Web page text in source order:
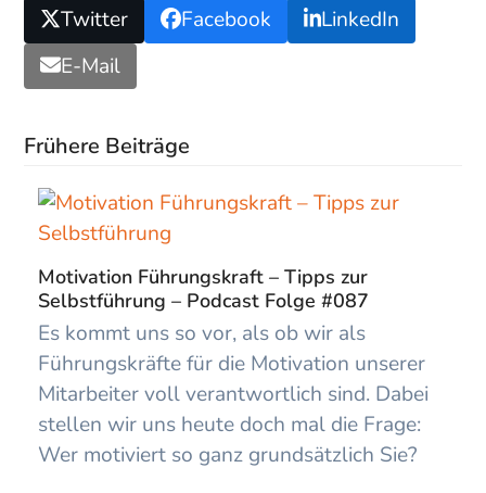
Twitter Facebook
LinkedIn
E-Mail
Frühere Beiträge
Motivation Führungskraft – Tipps zur
Selbstführung – Podcast Folge #087
Es kommt uns so vor, als ob wir als
Führungskräfte für die Motivation unserer
Mitarbeiter voll verantwortlich sind. Dabei
stellen wir uns heute doch mal die Frage:
Wer motiviert so ganz grundsätzlich Sie?